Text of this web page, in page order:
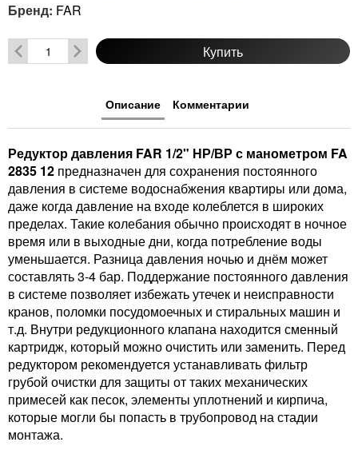
Бренд: FAR
Купить
Описание Комментарии
Редуктор давления FAR 1/2" НР/ВР с манометром FA
2835 12 предназначен для сохранения постоянного
давления в системе водоснабжения квартиры или дома,
даже когда давление на входе колеблется в широких
пределах. Такие колебания обычно происходят в ночное
время или в выходные дни, когда потребление воды
уменьшается. Разница давления ночью и днём может
составлять 3-4 бар. Поддержание постоянного давления
в системе позволяет избежать утечек и неисправности
кранов, поломки посудомоечных и стиральных машин и
т.д. Внутри редукционного клапана находится сменный
картридж, который можно очистить или заменить. Перед
редуктором рекомендуется устанавливать фильтр
грубой очистки для защиты от таких механических
примесей как песок, элементы уплотнений и кирпича,
которые могли бы попасть в трубопровод на стадии
монтажа.